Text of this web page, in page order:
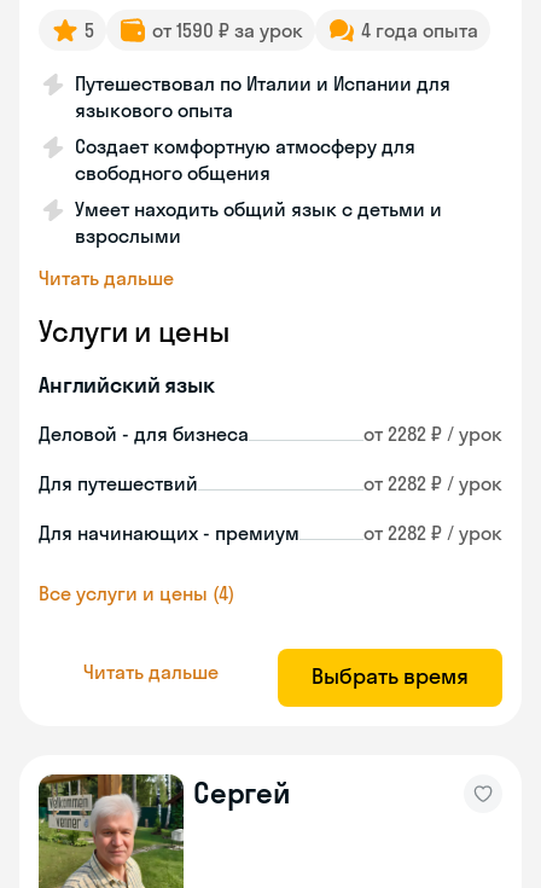
5 от 1590 ₽ за урок 4 года опыта
Путешествовал по Италии и Испании для
языкового опыта
Создает комфортную атмосферу для
свободного общения
Умеет находить общий язык с детьми и
взрослыми
Читать дальше
Услуги и цены
Английский язык
Деловой - для бизнеса от 2282 ₽ / урок
Для путешествий от 2282 ₽ / урок
Для начинающих - премиум от 2282 ₽ / урок
Все услуги и цены (4)
Читать дальше Выбрать время
Сергей